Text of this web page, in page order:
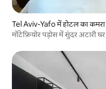
Tel Aviv-Yafo में होटल का कमरा
मोंटेफ़ियोर पड़ोस में सुंदर अटारी घर